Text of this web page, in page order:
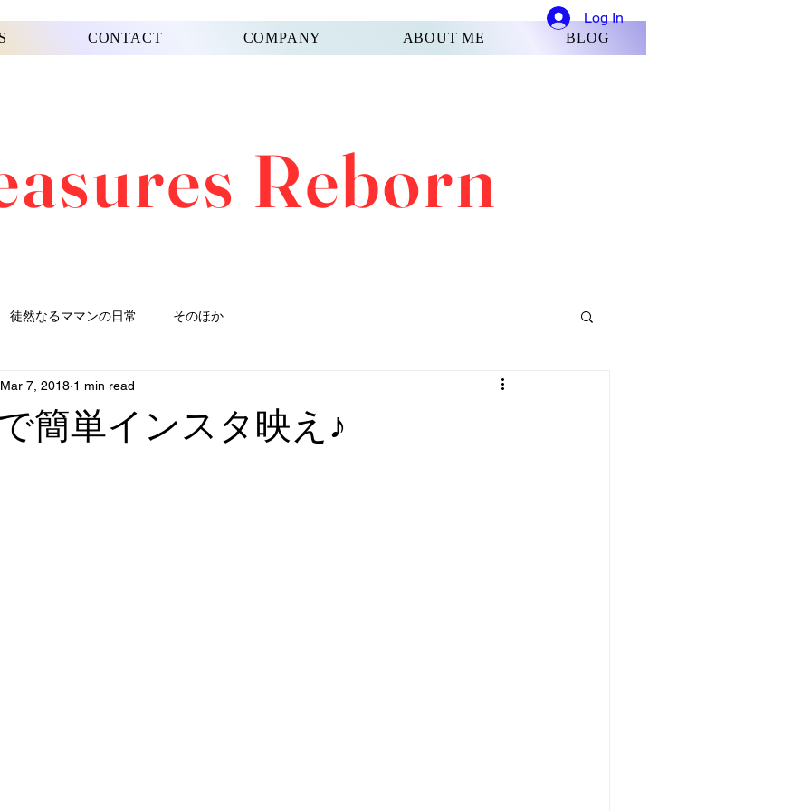
CONTACT COMPANY ABOUT ME BLOG
Reborn
Log In
徒然なるママンの日常 そのほか
簡単インスタ映え♪
Mar 7, 2018 1 min read